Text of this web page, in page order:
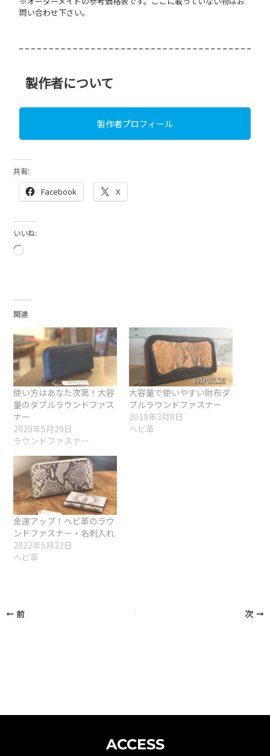
読
込
み
使い方はあなた次第！大容
量のダブルラウンドファス
2020年5月29日
金運アップ！ヘビ革のラウ
ンドファスナー・名刺入れ
2022年5月22日
ヘビ革
前
ACCESS